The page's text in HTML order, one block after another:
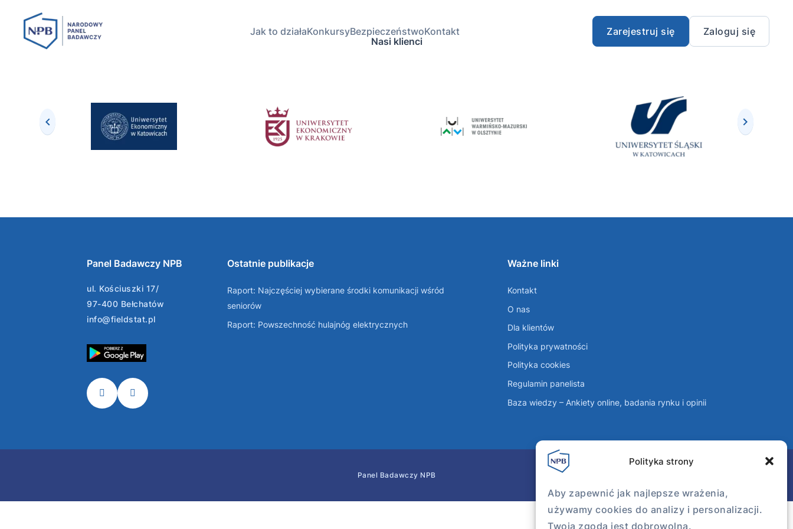
Polityka strony
Aby zapewnić jak najlepsze wrażenia,
używamy cookies do analizy i personalizacji.
Twoja zgoda jest dobrowolna.
Jak to działaKonkursyBezpieczeństwoKontakt Zarejestruj się
Zaloguj się
Nasi klienci
Panel Badawczy NPB
ul. Kościuszki 17/
97-400 Bełchatów
info@fieldstat.pl
Ostatnie publikacje
Raport: Najczęściej wybierane środki komunikacji wśród
seniorów
Raport: Powszechność hulajnóg elektrycznych
Ważne linki
Kontakt
O nas
Dla klientów
Polityka prywatności
Polityka cookies
Regulamin panelista
Baza wiedzy – Ankiety online, badania rynku i opinii
Panel Badawczy NPB